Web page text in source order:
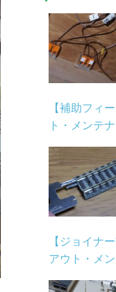
【補助フィ
ト・メンテ
【ジョイナ
アウト・メ